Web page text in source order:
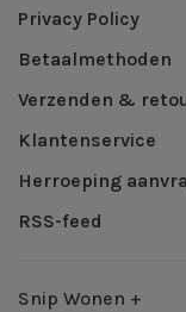
Privacy Policy
Betaalmethoden
Verzenden &
Klantenservice
Herroeping
RSS-feed
Snip Wonen +